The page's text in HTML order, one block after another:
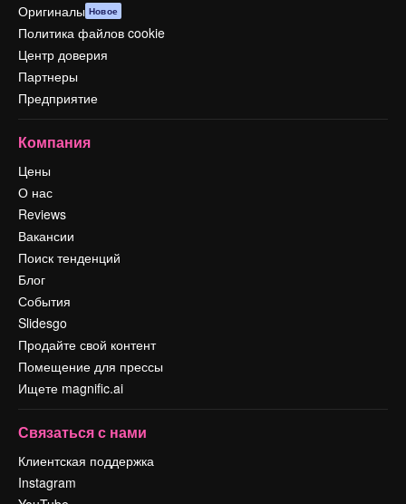
Оригиналы Новое
Политика файлов cookie
Центр доверия
Партнеры
Предприятие
Компания
Цены
О нас
Reviews
Вакансии
Поиск тенденций
Блог
События
Slidesgo
Продайте свой контент
Помещение для прессы
Ищете magnific.ai
Связаться с нами
Клиентская поддержка
Instagram